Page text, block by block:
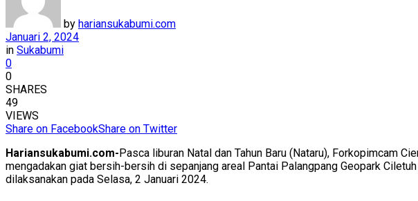
by hariansukabumi.com
Januari 2, 2024
in Sukabumi
0
0
SHARES
49
VIEWS
Share on FacebookShare on Twitter
Hariansukabumi.com-Pasca liburan Natal dan Tahun Baru (Nataru), Forkopimcam
mengadakan giat bersih-bersih di sepanjang areal Pantai Palangpang Geopark
dilaksanakan pada Selasa, 2 Januari 2024.